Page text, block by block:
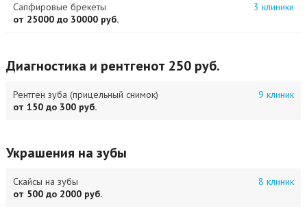
Сапфировые брекеты
3 клиники
от 25000 до 30000 руб.
Диагностика и рентгенот 250 руб.
Рентген зуба (прицельный снимок)
9 клиник
от 150 до 300 руб.
Украшения на зубы
Скайсы на зубы
8 клиник
от 500 до 2000 руб.